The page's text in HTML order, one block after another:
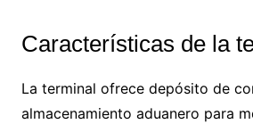
Características de la
La terminal ofrece depósito de
almacenamiento aduanero para